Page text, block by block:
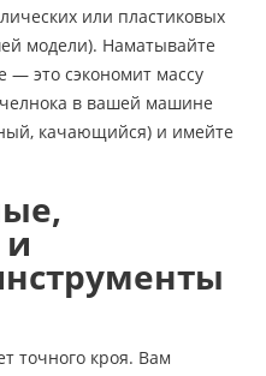
или пластиковых
модели). Наматывайте
— это сэкономит массу
в вашей машине
качающийся) и имейте
точного кроя. Вам